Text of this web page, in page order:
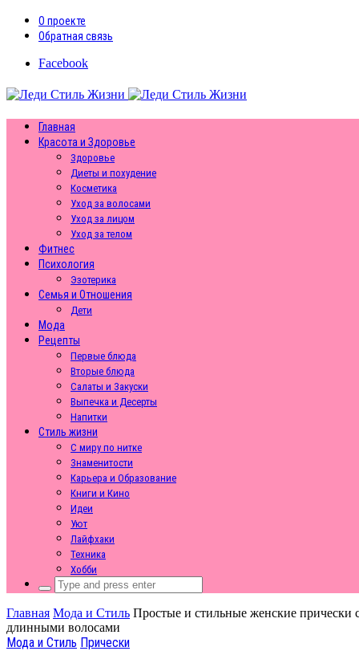
О проекте
Обратная связь
Facebook
Главная
Красота и Здоровье
Здоровье
Диеты и похудение
Косметика
Уход за волосами
Уход за лицом
Уход за телом
Фитнес
Психология
Эзотерика
Семья и Отношения
Дети
Мода
Рецепты
Первые блюда
Вторые блюда
Салаты и Закуски
Выпечка и Десерты
Напитки
Стиль жизни
С миру по нитке
Знаменитости
Карьера и Образование
Книги и Кино
Идеи
Уют
Лайфхаки
Техника
Хобби
Search
for:
Главная Мода и Стиль Простые и стильные женские прически
длинными волосами
Мода и Стиль Прически